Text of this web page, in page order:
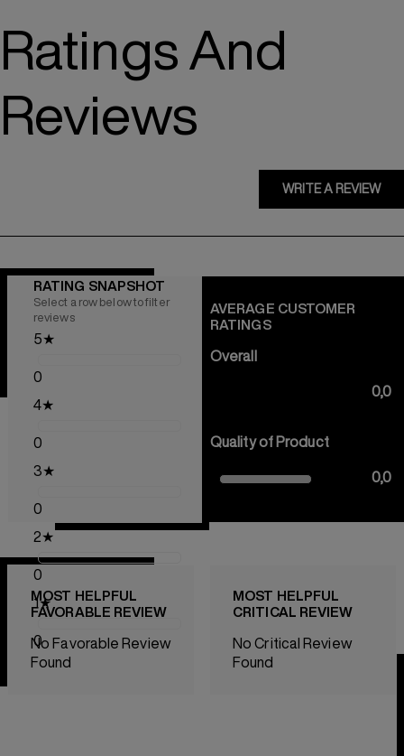
Ratings And
Reviews
WRITE A REVIEW
RATING SNAPSHOT
Select a row below to filter
reviews
5★
0
4★
0
3★
0
2★
0
1★
0
AVERAGE CUSTOMER
RATINGS
Overall
0,0
Quality of Product
0,0
MOST HELPFUL
FAVORABLE REVIEW
No Favorable Review
Found
MOST HELPFUL
CRITICAL REVIEW
No Critical Review
Found